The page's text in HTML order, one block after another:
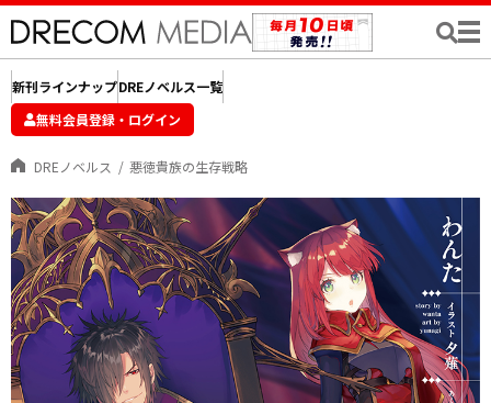
新刊ラインナップDREノベルス一覧
無料会員登録・ログイン
DREノベルス 悪徳貴族の生存戦略